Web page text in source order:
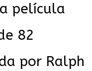
película
82
por Ralph